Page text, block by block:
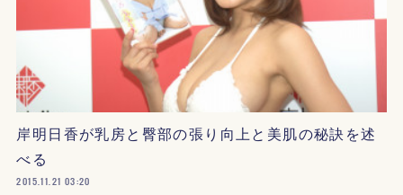
岸明日香が乳房と臀部の張り向上と美肌の秘訣を述
べる
2015.11.21 03:20